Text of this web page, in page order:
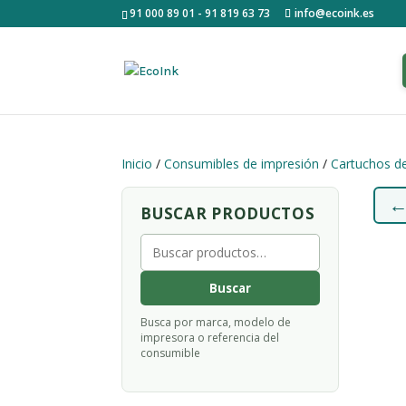
91 000 89 01 - 91 819 63 73 info@ecoink.es
Inicio /Consumibles de impresión /Cartuchos
BUSCAR PRODUCTOS
Buscar
por:
Buscar
Busca por marca, modelo de
impresora o referencia del
consumible